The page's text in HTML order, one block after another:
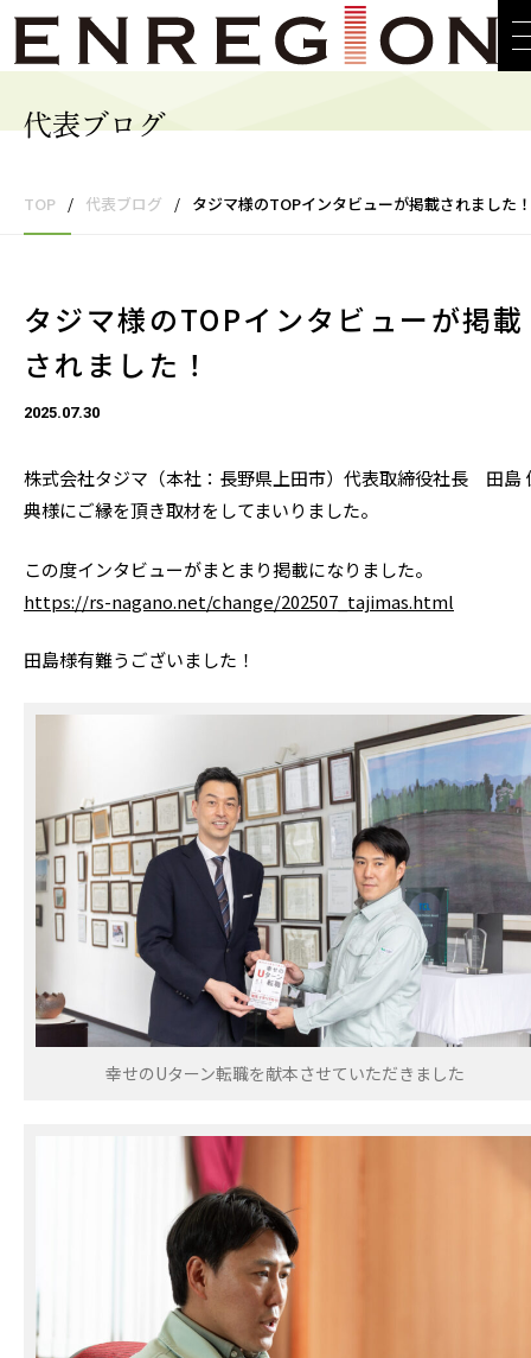
代表ブログ
TOP / 代表ブログ / タジマ様のTOPインタビューが掲載されました！
タジマ様のTOPインタビューが掲載
されました！
2025.07.30
株式会社タジマ（本社：長野県上田市） 代表取締役社長 田島
典様にご縁を頂き取材をしてまいりました。
この度インタビューがまとまり掲載になりました。
https://rs-nagano.net/change/202507_tajimas.html
田島様有難うございました！
幸せのUターン転職を献本させていただきました